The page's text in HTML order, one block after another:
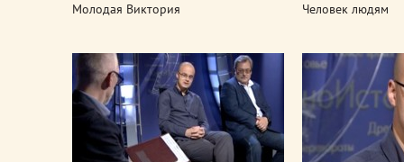
Молодая Виктория Человек людям